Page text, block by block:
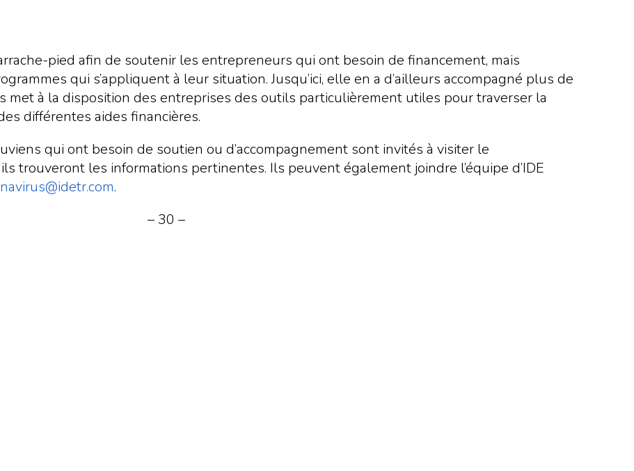
pied afin de soutenir les entrepreneurs qui ont besoin de financement, mais
qui s’appliquent à leur situation. Jusqu’ici, elle en a d’ailleurs accompagné plus de
met à la disposition des entreprises des outils particulièrement utiles pour traverser la
différentes aides financières.
qui ont besoin de soutien ou d’accompagnement sont invités à visiter le
trouveront les informations pertinentes. Ils peuvent également joindre l’équipe d’IDE
.
– 30 –